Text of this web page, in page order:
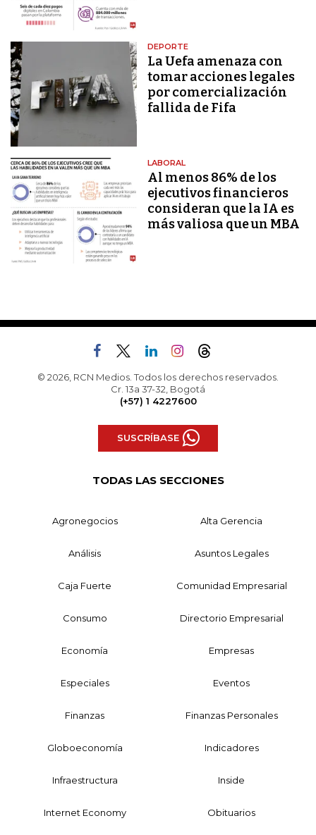
DEPORTE
La Uefa amenaza con
tomar acciones legales
por comercialización
fallida de Fifa
LABORAL
Al menos 86% de los
ejecutivos financieros
consideran que la IA es
más valiosa que un MBA
© 2026, RCN Medios. Todos los derechos reservados.
Cr. 13a 37-32, Bogotá
(+57) 1 4227600
SUSCRÍBASE
TODAS LAS SECCIONES
Agronegocios Alta Gerencia
Análisis Asuntos Legales
Caja Fuerte Comunidad Empresarial
Consumo Directorio Empresarial
Economía Empresas
Especiales Eventos
Finanzas Finanzas Personales
Globoeconomía Indicadores
Infraestructura Inside
Internet Economy Obituarios